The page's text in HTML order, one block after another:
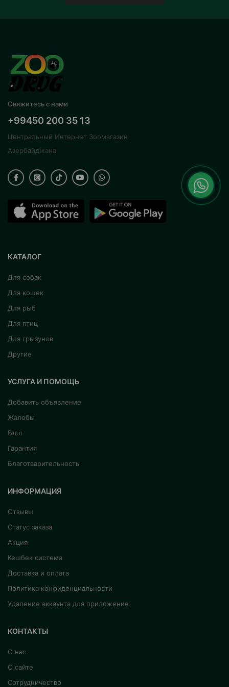
Свяжитесь с нами
+99450 200 35 13
Центральный Интернет Зоомагазин
Азербайджана
КАТАЛОГ
Для собак
Для кошек
Для рыб
Для птиц
Для грызунов
Другие
УСЛУГА И ПОМОЩЬ
Добавить объявление
Жалобы
Блог
Гарантия
Благотварительность
ИНФОРМАЦИЯ
Отзывы
Статус заказа
Акция
Кешбек система
Доставка и оплата
Политика конфиденциальности
Удаление аккаунта для приложение
КОНТАКТЫ
О нас
О сайте
Сотрудничество